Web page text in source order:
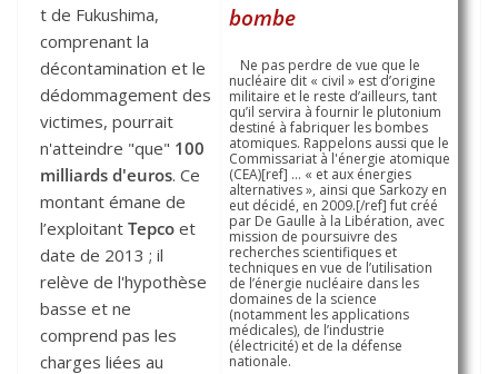
bombe
Ne pas perdre de vue que le
nucléaire dit « civil » est d’origine
militaire et le reste d’ailleurs, tant
qu’il servira à fournir le plutonium
destiné à fabriquer les bombes
atomiques. Rappelons aussi que le
Commissariat à l'énergie atomique
(CEA)[ref] … « et aux énergies
alternatives », ainsi que Sarkozy en
eut décidé, en 2009.[/ref] fut créé
par De Gaulle à la Libération, avec
mission de poursuivre des
recherches scientifiques et
techniques en vue de l’utilisation
de l’énergie nucléaire dans les
domaines de la science
(notamment les applications
médicales), de l’industrie
(électricité) et de la défense
nationale.
t de Fukushima,
comprenant la
décontamination et le
dédommagement des
victimes, pourrait
n'atteindre "que" 100
milliards d'euros. Ce
montant émane de
l’exploitant Tepco et
date de 2013 ; il
relève de l'hypothèse
basse et ne
comprend pas les
charges liées au